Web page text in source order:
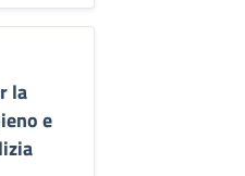
la
e